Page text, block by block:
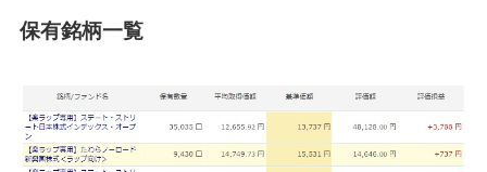
保有銘柄一覧